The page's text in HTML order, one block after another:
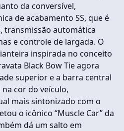
da conversível,
de acabamento SS, que é
transmissão automática
e controle de largada. O
inspirada no conceito
Black Bow Tie agora
superior e a barra central
cor do veículo,
mais sintonizado com o
o icônico “Muscle Car” da
dá um salto em